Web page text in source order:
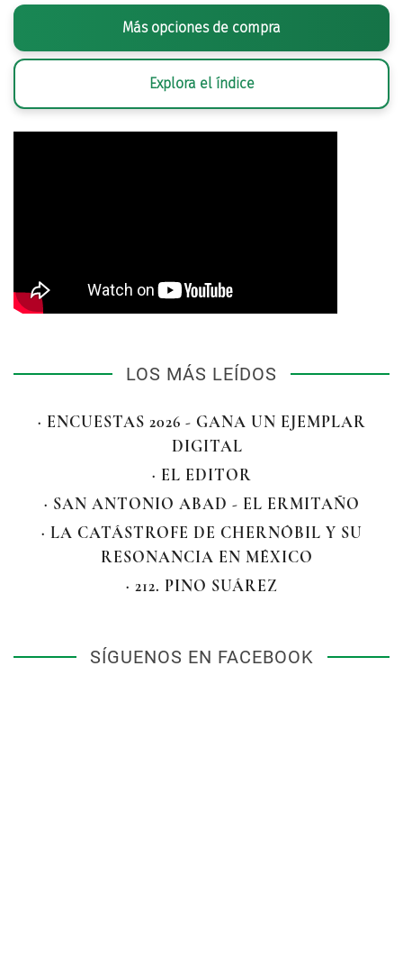
Más opciones de compra
Explora el índice
LOS MÁS LEÍDOS
· ENCUESTAS 2026 - GANA UN EJEMPLAR
DIGITAL
· EL EDITOR
· SAN ANTONIO ABAD - EL ERMITAÑO
· LA CATÁSTROFE DE CHERNÓBIL Y SU
RESONANCIA EN MÉXICO
· 212. PINO SUÁREZ
SÍGUENOS EN FACEBOOK